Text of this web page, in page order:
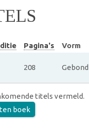
Pagina's Vorm
208
titels vermeld.
boek